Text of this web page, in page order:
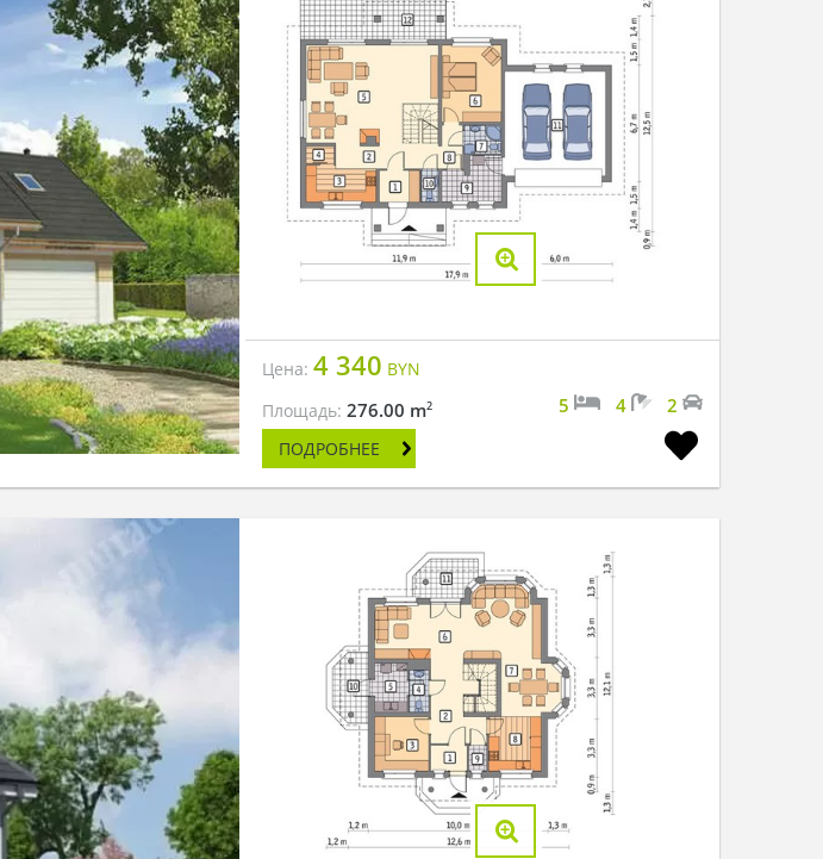
Цена:4 340 BYN
Площадь:276.00 m2 5 4 2
ПОДРОБНЕЕ